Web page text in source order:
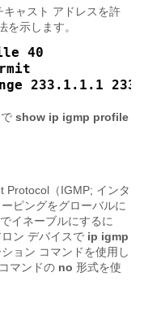
ャスト アドレスを許
示します。
40
233.1.1.1
show ip igmp profile
Protocol（IGMP; インタ
ピングをグローバルに
イネーブルにするに
ン デバイスで ip igmp
ョン コマンドを使用し
マンドの no 形式を使